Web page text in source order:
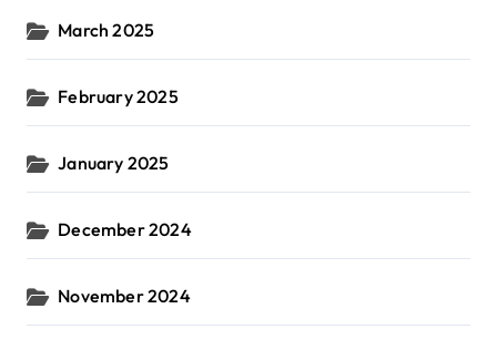
March 2025
February 2025
January 2025
December 2024
November 2024